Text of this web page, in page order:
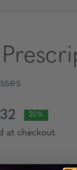
20%
at checkout.